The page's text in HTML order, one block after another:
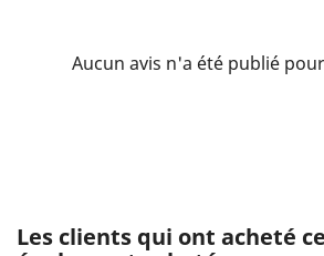
Aucun avis n'a été publié
Les clients qui ont acheté